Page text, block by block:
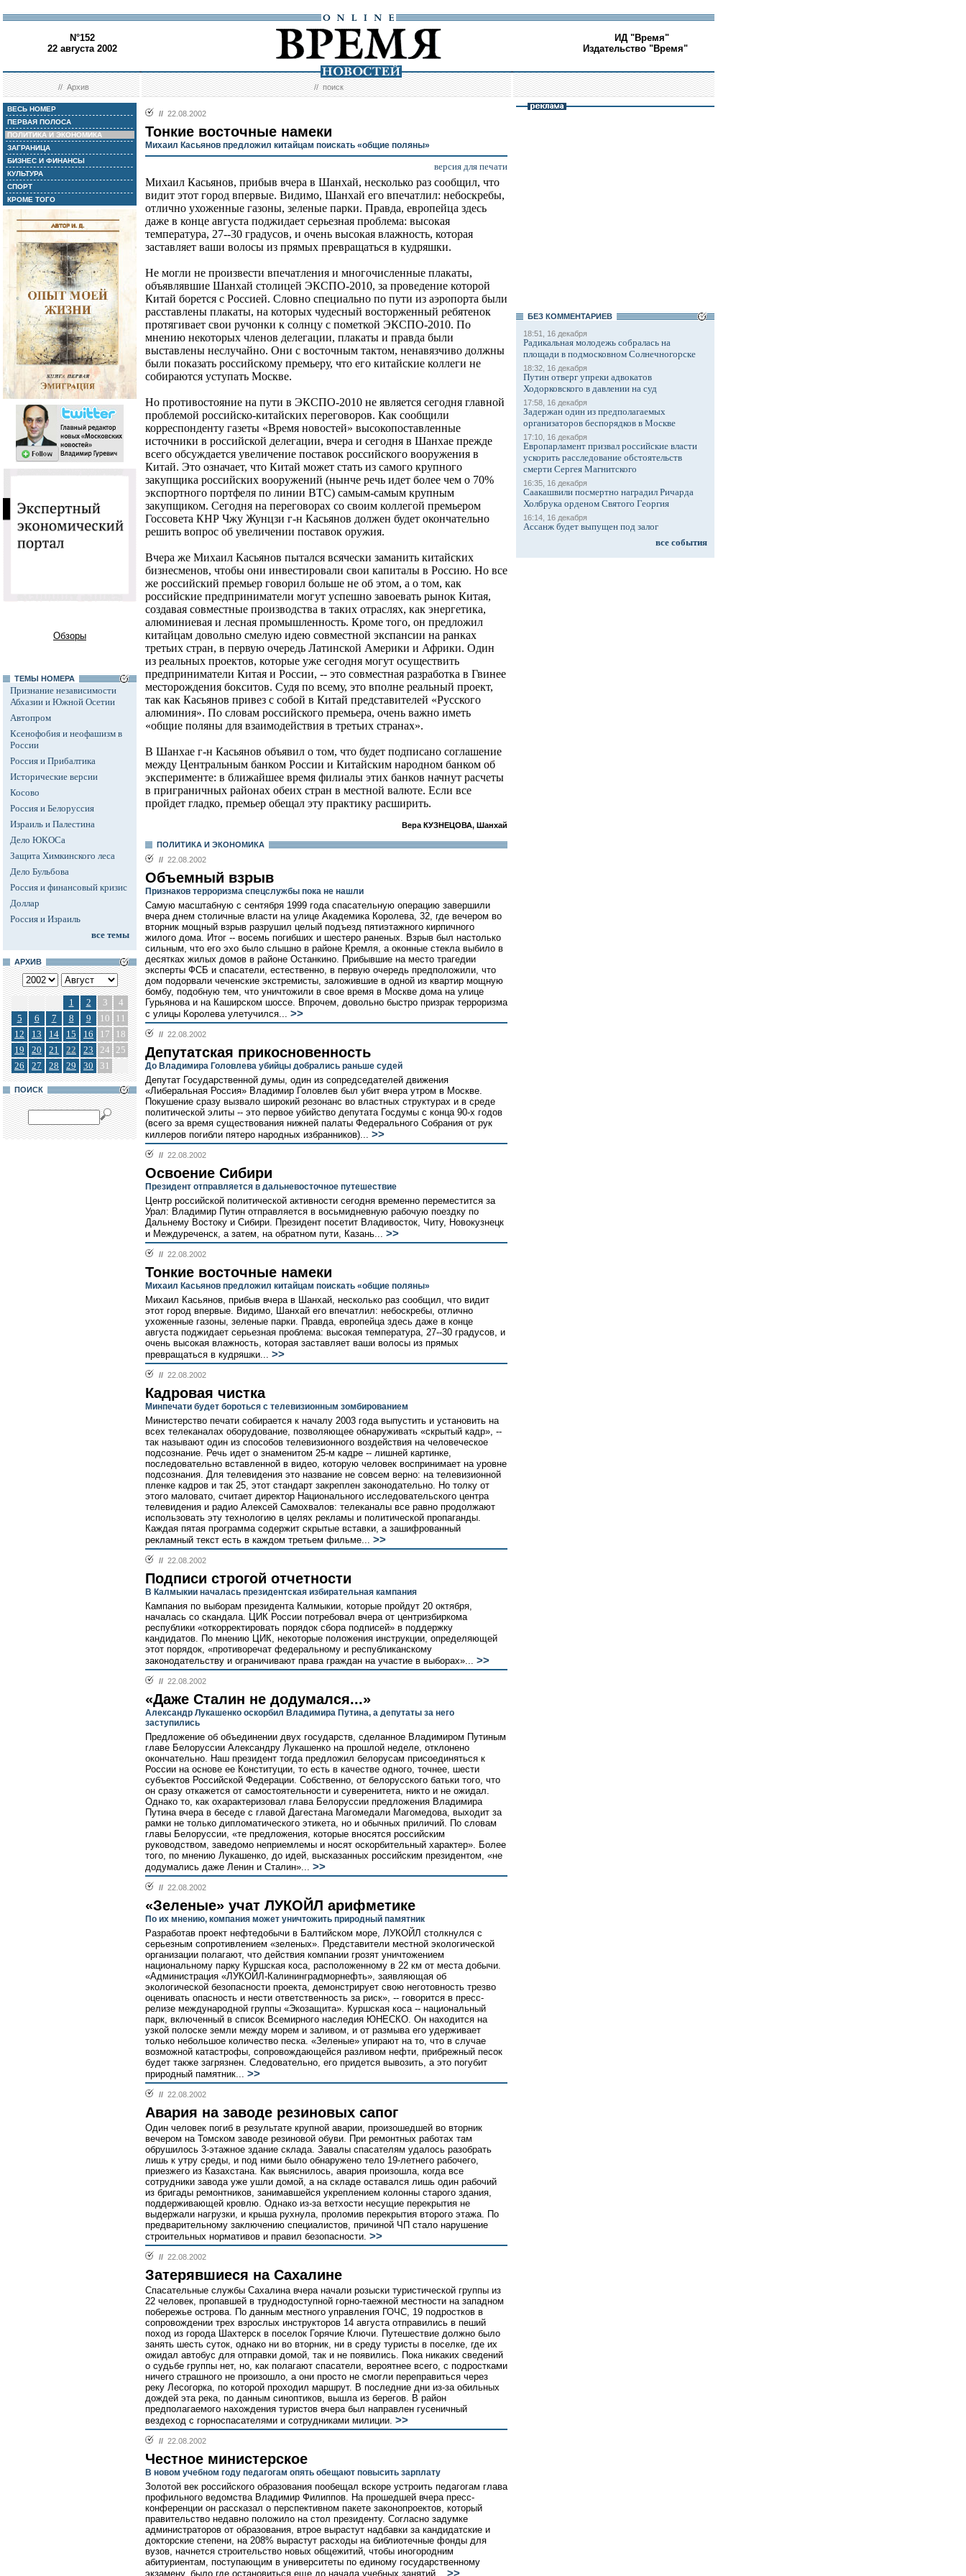
N°152
22 августа 2002
ИД "Время"
Издательство "Время"
//Архив //поиск
ВЕСЬ НОМЕР
ПЕРВАЯ ПОЛОСА
ПОЛИТИКА И ЭКОНОМИКА
ЗАГРАНИЦА
БИЗНЕС И ФИНАНСЫ
КУЛЬТУРА
СПОРТ
КРОМЕ ТОГО
Обзоры
ТЕМЫ НОМЕРА
Признание независимости
Абхазии и Южной Осетии
Автопром
Ксенофобия и неофашизм в
России
Россия и Прибалтика
Исторические версии
Косово
Россия и Белоруссия
Израиль и Палестина
Дело ЮКОСа
Защита Химкинского леса
Дело Бульбова
Россия и финансовый кризис
Доллар
Россия и Израиль
все темы
АРХИВ
1 2 3
4
5
6 7 8 9 10
11
12
13 14 15 16 17
18
19
20 21 22 23 24 25
26
27 28 29 30 31
ПОИСК
// 22.08.2002
Тонкие восточные намеки
Михаил Касьянов предложил китайцам поискать «общие поляны»
версия для печати
Михаил Касьянов, прибыв вчера в Шанхай, несколько раз сообщил, что
видит этот город впервые. Видимо, Шанхай его впечатлил: небоскребы,
отлично ухоженные газоны, зеленые парки. Правда, европейца здесь
даже в конце августа поджидает серьезная проблема: высокая
температура, 27--30 градусов, и очень высокая влажность, которая
заставляет ваши волосы из прямых превращаться в кудряшки.
Не могли не произвести впечатления и многочисленные плакаты,
объявлявшие Шанхай столицей ЭКСПО-2010, за проведение которой
Китай борется с Россией. Словно специально по пути из аэропорта были
расставлены плакаты, на которых чудесный восторженный ребятенок
протягивает свои ручонки к солнцу с пометкой ЭКСПО-2010. По
мнению некоторых членов делегации, плакаты и правда были
выставлены неслучайно. Они с восточным тактом, ненавязчиво должны
были показать российскому премьеру, что его китайские коллеги не
собираются уступать Москве.
Но противостояние на пути в ЭКСПО-2010 не является сегодня главной
проблемой российско-китайских переговоров. Как сообщили
корреспонденту газеты «Время новостей» высокопоставленные
источники в российской делегации, вчера и сегодня в Шанхае прежде
всего обсуждается увеличение поставок российского вооружения в
Китай. Это означает, что Китай может стать из самого крупного
закупщика российских вооружений (нынче речь идет более чем о 70%
экспортного портфеля по линии ВТС) самым-самым крупным
закупщиком. Сегодня на переговорах со своим коллегой премьером
Госсовета КНР Чжу Жунцзи г-н Касьянов должен будет окончательно
решить вопрос об увеличении поставок оружия.
Вчера же Михаил Касьянов пытался всячески заманить китайских
бизнесменов, чтобы они инвестировали свои капиталы в Россию. Но все
же российский премьер говорил больше не об этом, а о том, как
российские предприниматели могут успешно завоевать рынок Китая,
создавая совместные производства в таких отраслях, как энергетика,
алюминиевая и лесная промышленность. Кроме того, он предложил
китайцам довольно смелую идею совместной экспансии на ранках
третьих стран, в первую очередь Латинской Америки и Африки. Один
из реальных проектов, которые уже сегодня могут осуществить
предприниматели Китая и России, -- это совместная разработка в Гвинее
месторождения бокситов. Судя по всему, это вполне реальный проект,
так как Касьянов привез с собой в Китай представителей «Русского
алюминия». По словам российского премьера, очень важно иметь
«общие поляны для взаимодействия в третьих странах».
В Шанхае г-н Касьянов объявил о том, что будет подписано соглашение
между Центральным банком России и Китайским народном банком об
эксперименте: в ближайшее время филиалы этих банков начнут расчеты
в приграничных районах обеих стран в местной валюте. Если все
пройдет гладко, премьер обещал эту практику расширить.
Вера КУЗНЕЦОВА, Шанхай
ПОЛИТИКА И ЭКОНОМИКА
// 22.08.2002
Объемный взрыв
Признаков терроризма спецслужбы пока не нашли
Самую масштабную с сентября 1999 года спасательную операцию завершили
вчера днем столичные власти на улице Академика Королева, 32, где вечером во
вторник мощный взрыв разрушил целый подъезд пятиэтажного кирпичного
жилого дома. Итог -- восемь погибших и шестеро раненых. Взрыв был настолько
сильным, что его эхо было слышно в районе Кремля, а оконные стекла выбило в
десятках жилых домов в районе Останкино. Прибывшие на место трагедии
эксперты ФСБ и спасатели, естественно, в первую очередь предположили, что
дом подорвали чеченские экстремисты, заложившие в одной из квартир мощную
бомбу, подобную тем, что уничтожили в свое время в Москве дома на улице
Гурьянова и на Каширском шоссе. Впрочем, довольно быстро призрак терроризма
с улицы Королева улетучился... >>
// 22.08.2002
Депутатская прикосновенность
До Владимира Головлева убийцы добрались раньше судей
Депутат Государственной думы, один из сопредседателей движения
«Либеральная Россия» Владимир Головлев был убит вчера утром в Москве.
Покушение сразу вызвало широкий резонанс во властных структурах и в среде
политической элиты -- это первое убийство депутата Госдумы с конца 90-х годов
(всего за время существования нижней палаты Федерального Собрания от рук
киллеров погибли пятеро народных избранников)... >>
// 22.08.2002
Освоение Сибири
Президент отправляется в дальневосточное путешествие
Центр российской политической активности сегодня временно переместится за
Урал: Владимир Путин отправляется в восьмидневную рабочую поездку по
Дальнему Востоку и Сибири. Президент посетит Владивосток, Читу, Новокузнецк
и Междуреченск, а затем, на обратном пути, Казань... >>
// 22.08.2002
Тонкие восточные намеки
Михаил Касьянов предложил китайцам поискать «общие поляны»
Михаил Касьянов, прибыв вчера в Шанхай, несколько раз сообщил, что видит
этот город впервые. Видимо, Шанхай его впечатлил: небоскребы, отлично
ухоженные газоны, зеленые парки. Правда, европейца здесь даже в конце
августа поджидает серьезная проблема: высокая температура, 27--30 градусов, и
очень высокая влажность, которая заставляет ваши волосы из прямых
превращаться в кудряшки... >>
// 22.08.2002
Кадровая чистка
Минпечати будет бороться с телевизионным зомбированием
Министерство печати собирается к началу 2003 года выпустить и установить на
всех телеканалах оборудование, позволяющее обнаруживать «скрытый кадр», --
так называют один из способов телевизионного воздействия на человеческое
подсознание. Речь идет о знаменитом 25-м кадре -- лишней картинке,
последовательно вставленной в видео, которую человек воспринимает на уровне
подсознания. Для телевидения это название не совсем верно: на телевизионной
пленке кадров и так 25, этот стандарт закреплен законодательно. Но толку от
этого маловато, считает директор Национального исследовательского центра
телевидения и радио Алексей Самохвалов: телеканалы все равно продолжают
использовать эту технологию в целях рекламы и политической пропаганды.
Каждая пятая программа содержит скрытые вставки, а зашифрованный
рекламный текст есть в каждом третьем фильме... >>
// 22.08.2002
Подписи строгой отчетности
В Калмыкии началась президентская избирательная кампания
Кампания по выборам президента Калмыкии, которые пройдут 20 октября,
началась со скандала. ЦИК России потребовал вчера от центризбиркома
республики «откорректировать порядок сбора подписей» в поддержку
кандидатов. По мнению ЦИК, некоторые положения инструкции, определяющей
этот порядок, «противоречат федеральному и республиканскому
законодательству и ограничивают права граждан на участие в выборах»... >>
// 22.08.2002
«Даже Сталин не додумался...»
Александр Лукашенко оскорбил Владимира Путина, а депутаты за него
заступились
Предложение об объединении двух государств, сделанное Владимиром Путиным
главе Белоруссии Александру Лукашенко на прошлой неделе, отклонено
окончательно. Наш президент тогда предложил белорусам присоединяться к
России на основе ее Конституции, то есть в качестве одного, точнее, шести
субъектов Российской Федерации. Собственно, от белорусского батьки того, что
он сразу откажется от самостоятельности и суверенитета, никто и не ожидал.
Однако то, как охарактеризовал глава Белоруссии предложения Владимира
Путина вчера в беседе с главой Дагестана Магомедали Магомедова, выходит за
рамки не только дипломатического этикета, но и обычных приличий. По словам
главы Белоруссии, «те предложения, которые вносятся российским
руководством, заведомо неприемлемы и носят оскорбительный характер». Более
того, по мнению Лукашенко, до идей, высказанных российским президентом, «не
додумались даже Ленин и Сталин»... >>
// 22.08.2002
«Зеленые» учат ЛУКОЙЛ арифметике
По их мнению, компания может уничтожить природный памятник
Разработав проект нефтедобычи в Балтийском море, ЛУКОЙЛ столкнулся с
серьезным сопротивлением «зеленых». Представители местной экологической
организации полагают, что действия компании грозят уничтожением
национальному парку Куршская коса, расположенному в 22 км от места добычи.
«Администрация «ЛУКОЙЛ-Калининградморнефть», заявляющая об
экологической безопасности проекта, демонстрирует свою неготовность трезво
оценивать опасность и нести ответственность за риск», -- говорится в пресс-
релизе международной группы «Экозащита». Куршская коса -- национальный
парк, включенный в список Всемирного наследия ЮНЕСКО. Он находится на
узкой полоске земли между морем и заливом, и от размыва его удерживает
только небольшое количество песка. «Зеленые» упирают на то, что в случае
возможной катастрофы, сопровождающейся разливом нефти, прибрежный песок
будет также загрязнен. Следовательно, его придется вывозить, а это погубит
природный памятник... >>
// 22.08.2002
Авария на заводе резиновых сапог
Один человек погиб в результате крупной аварии, произошедшей во вторник
вечером на Томском заводе резиновой обуви. При ремонтных работах там
обрушилось 3-этажное здание склада. Завалы спасателям удалось разобрать
лишь к утру среды, и под ними было обнаружено тело 19-летнего рабочего,
приезжего из Казахстана. Как выяснилось, авария произошла, когда все
сотрудники завода уже ушли домой, а на складе оставался лишь один рабочий
из бригады ремонтников, занимавшейся укреплением колонны старого здания,
поддерживающей кровлю. Однако из-за ветхости несущие перекрытия не
выдержали нагрузки, и крыша рухнула, проломив перекрытия второго этажа. По
предварительному заключению специалистов, причиной ЧП стало нарушение
строительных нормативов и правил безопасности. >>
// 22.08.2002
Затерявшиеся на Сахалине
Спасательные службы Сахалина вчера начали розыски туристической группы из
22 человек, пропавшей в труднодоступной горно-таежной местности на западном
побережье острова. По данным местного управления ГОЧС, 19 подростков в
сопровождении трех взрослых инструкторов 14 августа отправились в пеший
поход из города Шахтерск в поселок Горячие Ключи. Путешествие должно было
занять шесть суток, однако ни во вторник, ни в среду туристы в поселке, где их
ожидал автобус для отправки домой, так и не появились. Пока никаких сведений
о судьбе группы нет, но, как полагают спасатели, вероятнее всего, с подростками
ничего страшного не произошло, а они просто не смогли переправиться через
реку Лесогорка, по которой проходил маршрут. В последние дни из-за обильных
дождей эта река, по данным синоптиков, вышла из берегов. В район
предполагаемого нахождения туристов вчера был направлен гусеничный
вездеход с горноспасателями и сотрудниками милиции. >>
// 22.08.2002
Честное министерское
В новом учебном году педагогам опять обещают повысить зарплату
Золотой век российского образования пообещал вскоре устроить педагогам глава
профильного ведомства Владимир Филиппов. На прошедшей вчера пресс-
конференции он рассказал о перспективном пакете законопроектов, который
правительство недавно положило на стол президенту. Согласно задумке
администраторов от образования, втрое вырастут надбавки за кандидатские и
докторские степени, на 208% вырастут расходы на библиотечные фонды для
вузов, начнется строительство новых общежитий, чтобы иногородним
абитуриентам, поступающим в университеты по единому государственному
экзамену, было где остановиться еще до начала учебных занятий...
>>
БЕЗ КОМMЕНТАРИЕВ
18:51, 16 декабря
Радикальная молодежь собралась на
площади в подмосковном Солнечногорске
18:32, 16 декабря
Путин отверг упреки адвокатов
Ходорковского в давлении на суд
17:58, 16 декабря
Задержан один из предполагаемых
организаторов беспорядков в Москве
17:10, 16 декабря
Европарламент призвал российские власти
ускорить расследование обстоятельств
смерти Сергея Магнитского
16:35, 16 декабря
Саакашвили посмертно наградил Ричарда
Холбрука орденом Святого Георгия
16:14, 16 декабря
Ассанж будет выпущен под залог
все события